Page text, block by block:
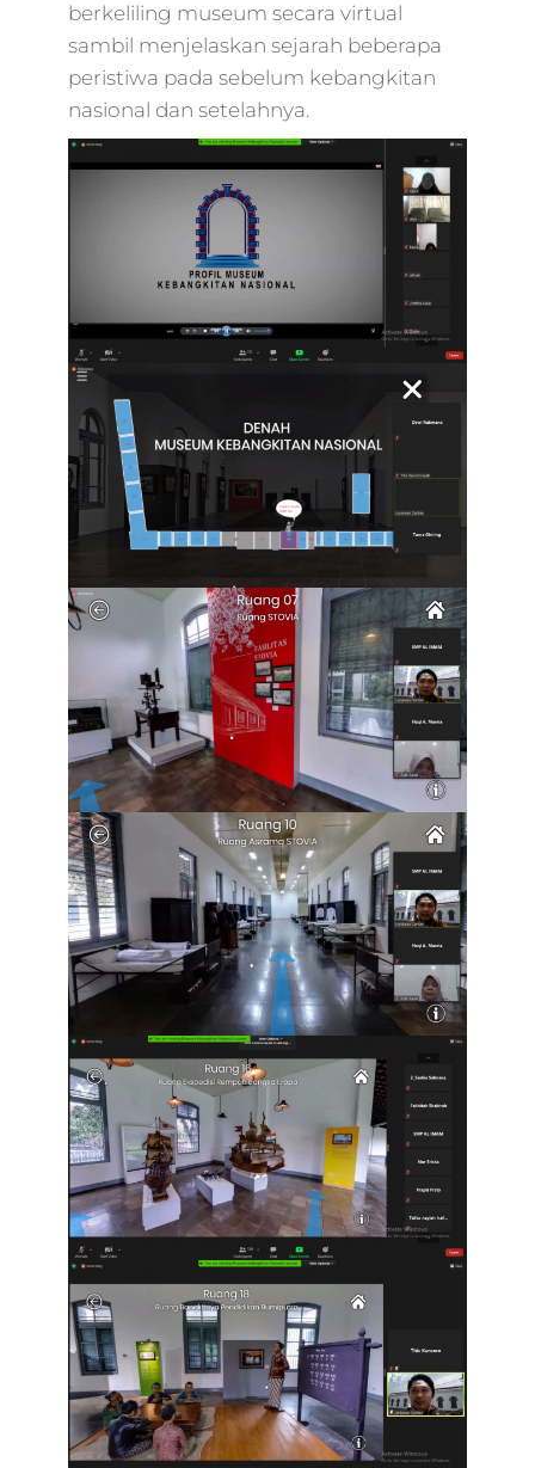
berkeliling museum secara virtual
sambil menjelaskan sejarah beberapa
peristiwa pada sebelum kebangkitan
nasional dan setelahnya.